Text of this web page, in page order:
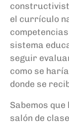
el currículo
sistema
seguir
como se
donde se
Sabemos que
salón de